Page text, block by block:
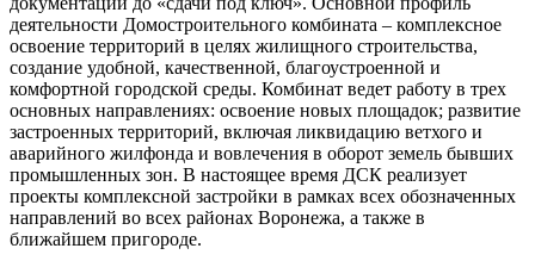
деятельности Домостроительного комбината – комплексное
освоение территорий в целях жилищного строительства,
создание удобной, качественной, благоустроенной и
комфортной городской среды. Комбинат ведет работу в трех
основных направлениях: освоение новых площадок; развитие
застроенных территорий, включая ликвидацию ветхого и
аварийного жилфонда и вовлечения в оборот земель бывших
промышленных зон. В настоящее время ДСК реализует
проекты комплексной застройки в рамках всех обозначенных
направлений во всех районах Воронежа, а также в
ближайшем пригороде.